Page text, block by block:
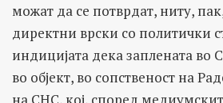
можат да се потврдат, ниту,
директни врски со политички
индицијата дека заплената во
во објект, во сопственост на
на СНС, кој, според